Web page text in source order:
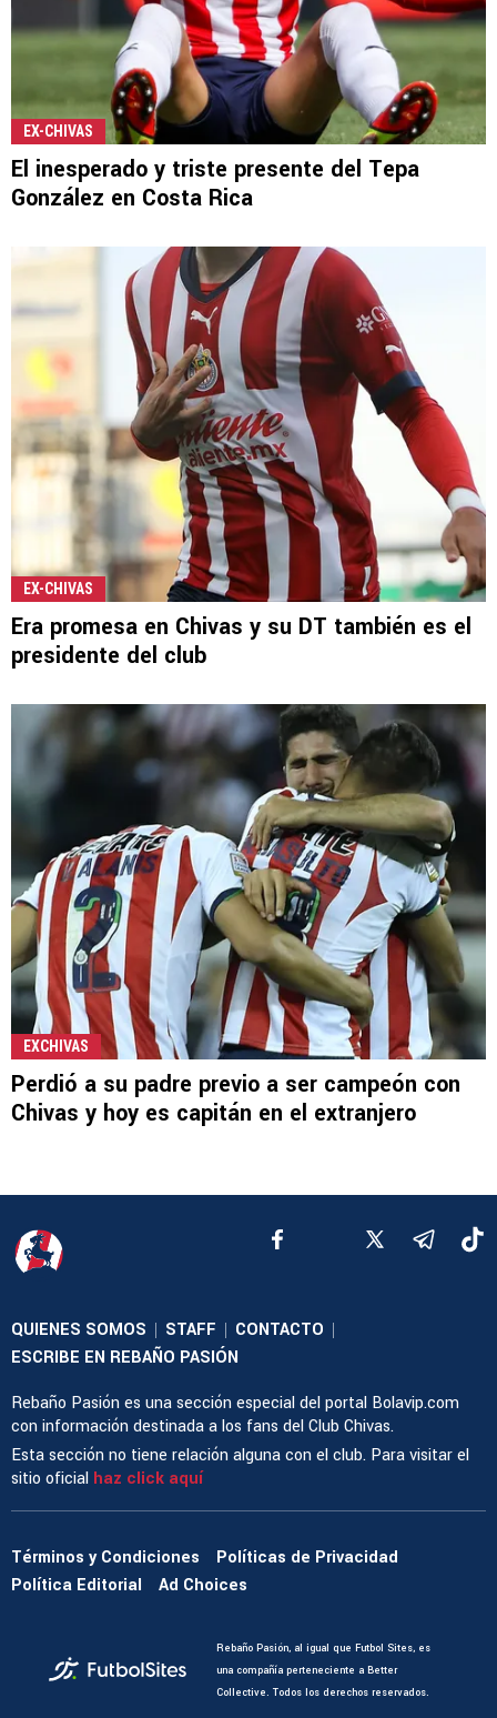
EX-CHIVAS
El inesperado y triste presente del Tepa
González en Costa Rica
EX-CHIVAS
Era promesa en Chivas y su DT también es el
presidente del club
EXCHIVAS
Perdió a su padre previo a ser campeón con
Chivas y hoy es capitán en el extranjero
QUIENES SOMOS | STAFF | CONTACTO |
ESCRIBE EN REBAÑO PASIÓN
Rebaño Pasión es una sección especial del portal Bolavip.com
con información destinada a los fans del Club Chivas.
Esta sección no tiene relación alguna con el club. Para visitar el
sitio oficial haz click aquí
Términos y Condiciones
Políticas de Privacidad
Política Editorial
Ad Choices
Rebaño Pasión, al igual que Futbol Sites, es
una compañía perteneciente a Better
Collective. Todos los derechos reservados.